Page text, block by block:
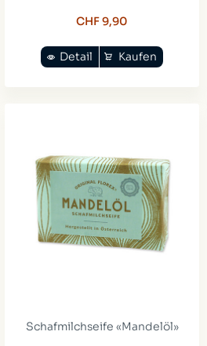
CHF 9,90
Kaufen
Detail
Schafmilchseife «Mandelöl»